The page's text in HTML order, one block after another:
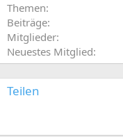
Themen
Beiträge
Mitglieder
Neuestes Mitglied
Teilen